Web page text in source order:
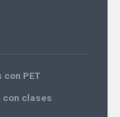
PET
con clases